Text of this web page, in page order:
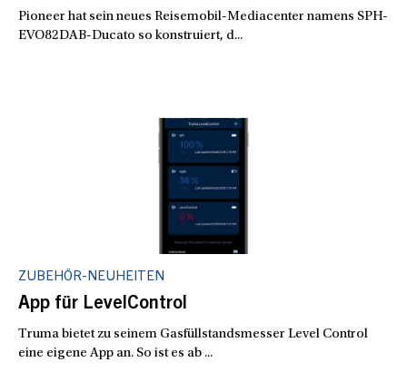
Pioneer hat sein neues Reisemobil-Mediacenter namens SPH-
EVO82DAB-Ducato so konstruiert, d...
ZUBEHÖR-NEUHEITEN
App für LevelControl
Truma bietet zu seinem Gasfüllstandsmesser Level Control
eine eigene App an. So ist es ab ...